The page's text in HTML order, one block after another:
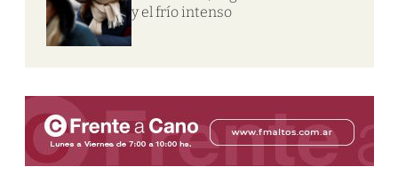
y el frío intenso